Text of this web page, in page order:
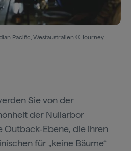
Pacific, Westaustralien © Journey
Sie von der
der Nullarbor
Outback-Ebene, die ihren
für „keine Bäume“